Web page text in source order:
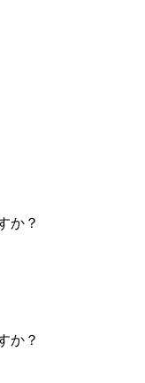
か？
か？